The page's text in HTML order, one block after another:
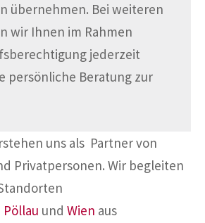
übernehmen. Bei weiteren
wir Ihnen im Rahmen
jederzeit
persönliche Beratung zur
uns als Partner von
Privatpersonen. Wir begleiten
Pöllau und Wien aus